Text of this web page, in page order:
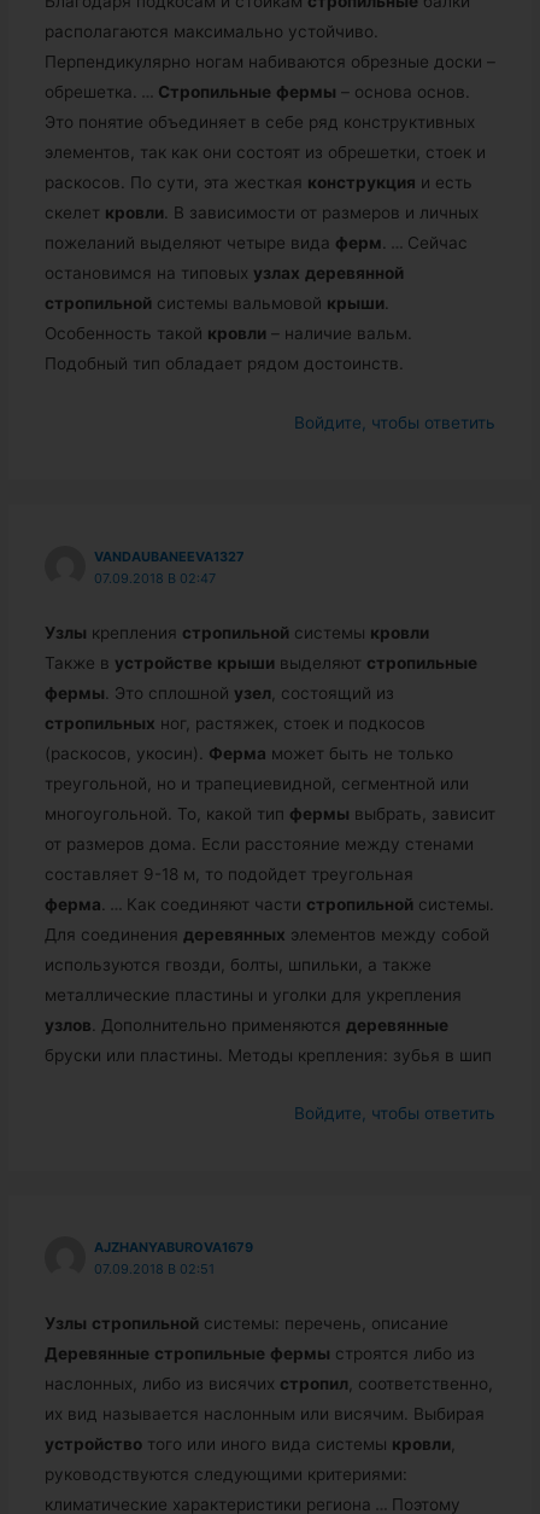
располагаются максимально устойчиво.
Перпендикулярно ногам набиваются обрезные доски –
обрешетка.
… Стропильные фермы – основа основ.
Это понятие объединяет в себе ряд конструктивных
элементов, так как они состоят из обрешетки, стоек и
раскосов. По сути, эта жесткая конструкция и есть
скелет кровли . В зависимости от размеров и личных
пожеланий выделяют четыре вида ферм … Сейчас
остановимся на типовых узлах деревянной
стропильной системы вальмовой крыши
Особенность такой кровли – наличие вальм.
Подобный тип обладает рядом достоинств.
Войдите, чтобы ответить
VANDAUBANEEVA1327
07.09.2018 В 02:47
Узлы крепления стропильной системы кровли
Также в устройстве крыши выделяют стропильные
фермы . Это сплошной узел , состоящий из
стропильных ног, растяжек, стоек и подкосов
(раскосов, укосин). Ферма может быть не только
треугольной, но и трапециевидной, сегментной или
многоугольной. То, какой тип фермы выбрать, зависит
от размеров дома. Если расстояние между стенами
составляет 9-18 м, то подойдет треугольная
ферма
… Как соединяют части стропильной системы.
Для соединения деревянных элементов между собой
используются гвозди, болты, шпильки, а также
металлические пластины и уголки для укрепления
узлов . Дополнительно применяются деревянные
бруски или пластины. Методы крепления: зубья в шип
Войдите, чтобы ответить
AJZHANYABUROVA1679
07.09.2018 В 02:51
Узлы стропильной системы: перечень, описание
Деревянные стропильные фермы строятся либо из
наслонных, либо из висячих стропил , соответственно,
их вид называется наслонным или висячим. Выбирая
устройствотого или иного вида системы кровли
руководствуются следующими критериями:
климатические характеристики региона … Поэтому